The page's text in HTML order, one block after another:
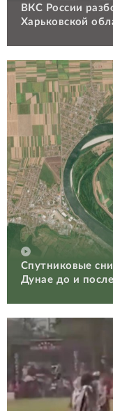
ВКС России
Харьковской
Спутниковые
Дунае до и после